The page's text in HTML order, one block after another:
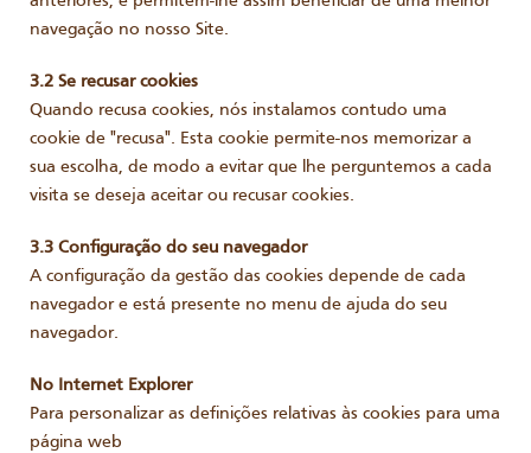
navegação no nosso Site.
3.2 Se recusar cookies
Quando recusa cookies, nós instalamos contudo uma
cookie de "recusa". Esta cookie permite-nos memorizar a
sua escolha, de modo a evitar que lhe perguntemos a cada
visita se deseja aceitar ou recusar cookies.
3.3 Configuração do seu navegador
A configuração da gestão das cookies depende de cada
navegador e está presente no menu de ajuda do seu
navegador.
No Internet Explorer
Para personalizar as definições relativas às cookies para uma
página web